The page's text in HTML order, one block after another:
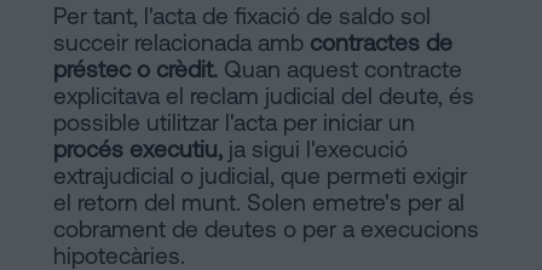
Per tant, l'acta de fixació de saldo sol
succeir relacionada amb contractes de
préstec o crèdit. Quan aquest contracte
explicitava el reclam judicial del deute, és
possible utilitzar l'acta per iniciar un
procés executiu, ja sigui l'execució
extrajudicial o judicial, que permeti exigir
el retorn del munt. Solen emetre's per al
cobrament de deutes o per a execucions
hipotecàries.